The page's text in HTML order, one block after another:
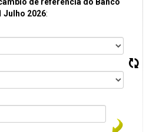
Julho 2026: